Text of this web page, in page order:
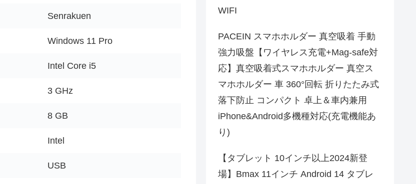
Senrakuen
Windows 11 Pro
Intel Core i5
3 GHz
8 GB
Intel
USB
WIFI
PACEIN スマホホルダー 真空吸着 手動
強力吸盤【ワイヤレス充電+Mag-safe対
応】真空吸着式スマホホルダー 真空ス
マホホルダー 車 360°回転 折りたたみ式
落下防止 コンパクト 卓上＆車内兼用
iPhone&Android多機種対応(充電機能あ
り)
【タブレット 10インチ以上2024新登
場】Bmax 11インチ Android 14 タブレ